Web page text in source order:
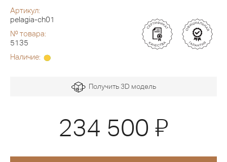
Артикул:
pelagia-ch01
№ товара:
5135
Наличие:
Получить 3D модель
234 500 Я